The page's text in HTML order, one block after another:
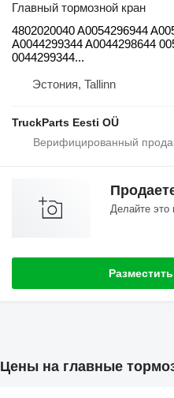
Главный тормозной кран
4802020040 A0054296944
A0044299344 A0044298644
0044299344...
Эстония, Tallinn
TruckParts Eesti OÜ
Делайте это
Цены на главные